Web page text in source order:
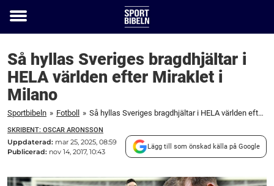
Toggle
Så hyllas Sveriges bragdhjältar i
HELA världen efter Miraklet i
Milano
Sportbibeln » Fotboll » Så hyllas Sveriges bragdhjältar i HELA världen efter Miraklet i Milano
SKRIBENT: OSCAR ARONSSON
Uppdaterad: mar 25, 2025, 08:59
Publicerad: nov 14, 2017, 10:43
Lägg till som önskad källa på Google